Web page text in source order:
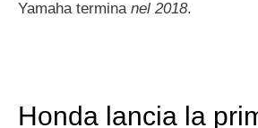
Yamaha termina nel 2018.
Honda lancia la